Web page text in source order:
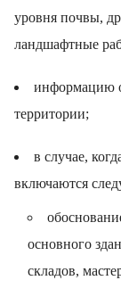
уровня почвы,
ландшафтные
информацию
территории;
в случае,
включаются
основного
складов,